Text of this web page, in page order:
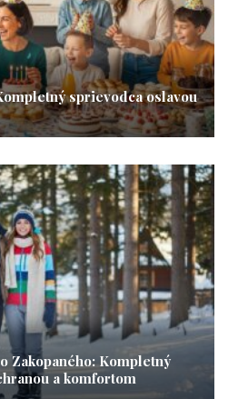
sprievodca oslavou
Zakopaného: Kompletný
a komfortom